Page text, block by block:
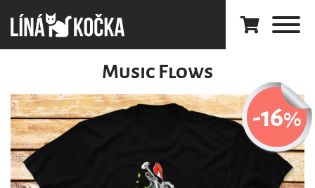
Music Flows
-16%